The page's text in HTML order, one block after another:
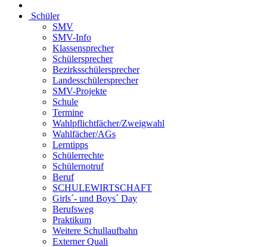
Schüler
SMV
SMV-Info
Klassensprecher
Schülersprecher
Bezirksschülersprecher
Landesschülersprecher
SMV-Projekte
Schule
Termine
Wahlpflichtfächer/Zweigwahl
Wahlfächer/AGs
Lerntipps
Schülerrechte
Schülernotruf
Beruf
SCHULEWIRTSCHAFT
Girls´- und Boys´ Day
Berufsweg
Praktikum
Weitere Schullaufbahn
Externer Quali